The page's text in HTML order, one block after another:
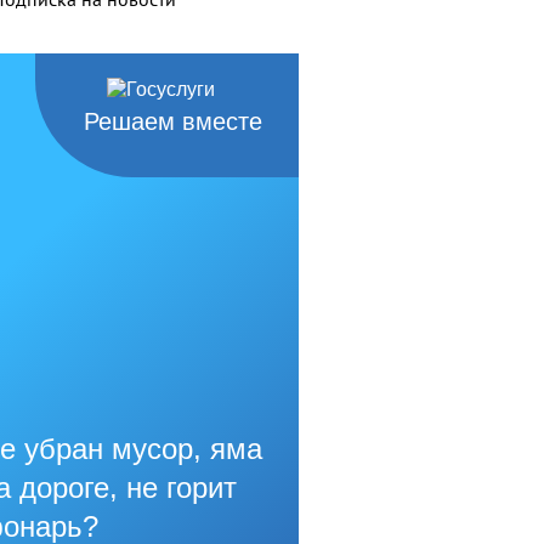
Решаем вместе
убран мусор, яма
дороге, не горит